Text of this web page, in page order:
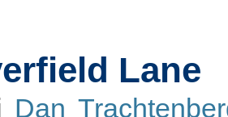
Lane
Dan